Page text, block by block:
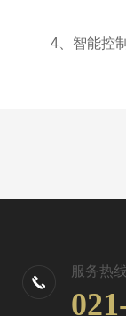
4、智能控制
服务热线